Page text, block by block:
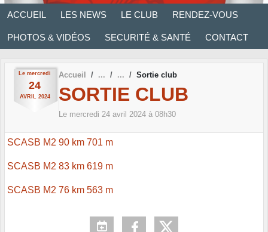
ACCUEIL LES NEWS LE CLUB RENDEZ-VOUS
PHOTOS & VIDÉOS SECURITÉ & SANTÉ CONTACT
Le mercredi
24
AVRIL 2024
Accueil Sortie club
SORTIE CLUB
Le mercredi 24 avril 2024 à 08h30
SCASB M2 90 km 701 m
SCASB M2 83 km 619 m
SCASB M2 76 km 563 m